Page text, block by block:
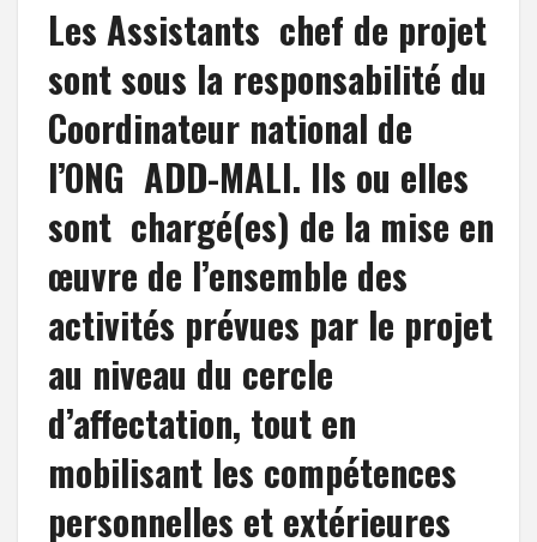
Les Assistants chef de projet
sont sous la responsabilité du
Coordinateur national de
l’ONG ADD-MALI. Ils ou elles
sont chargé(es) de la mise en
œuvre de l’ensemble des
activités prévues par le projet
au niveau du cercle
d’affectation, tout en
mobilisant les compétences
personnelles et extérieures